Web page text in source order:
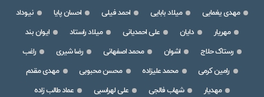
مهدی یغمایی
میلاد بابایی احمد فیلی احسان پایا
نیوداد
مهریار
دایان علی احمدیانی میلاد راستاد
ایوان بند
رستاک حلاج
اشوان محمد اصفهانی رضا شیری
راغب
رامین کرمی
محمد علیزاده محسن محبوبی
مهدی مقدم
مهدیار
شهاب فالجی علی لهراسبی
عماد طالب زاده